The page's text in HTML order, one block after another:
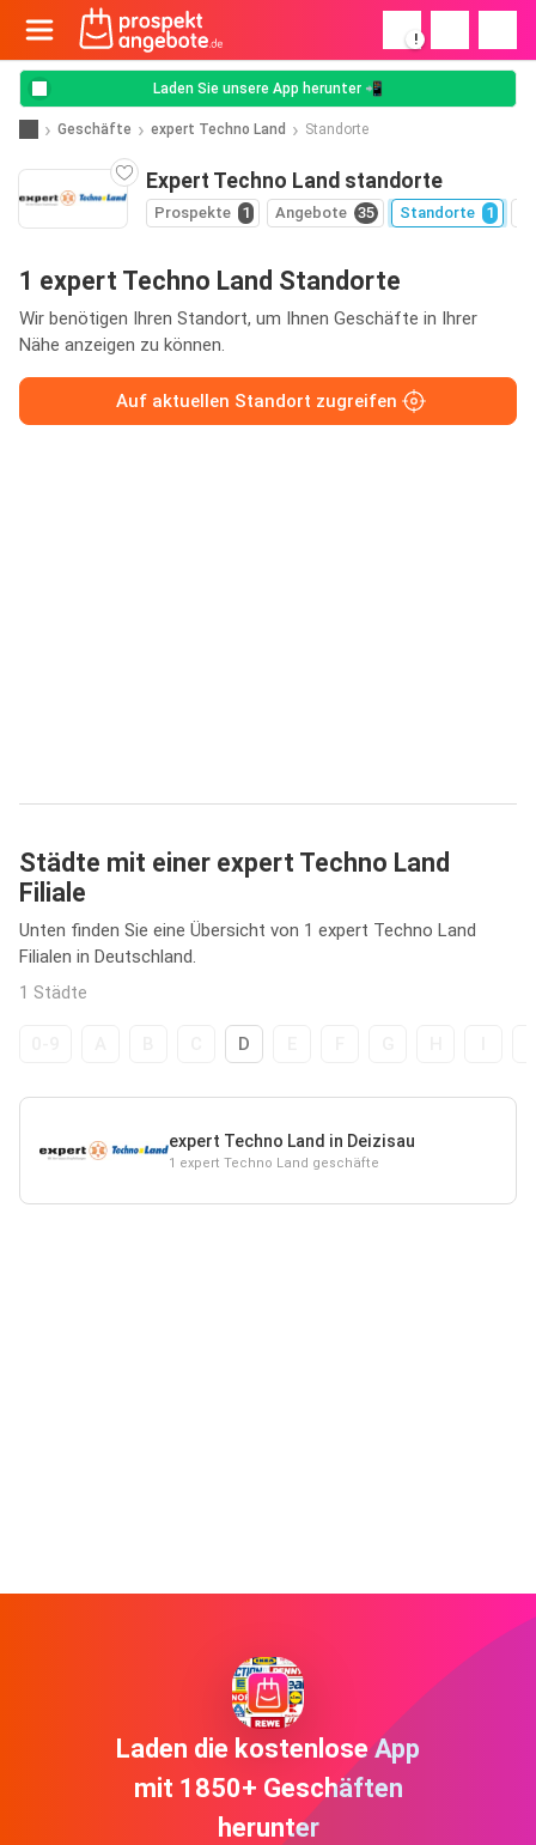
!
Laden Sie unsere App herunter 📲
Geschäfte expert Techno Land Standorte
Expert Techno Land standorte
Prospekte 1 Angebote 35 Standorte 1
1 expert Techno Land Standorte
Wir benötigen Ihren Standort, um Ihnen Geschäfte in Ihrer
Nähe anzeigen zu können.
Auf aktuellen Standort zugreifen
Städte mit einer expert Techno Land
Filiale
Unten finden Sie eine Übersicht von 1 expert Techno Land
Filialen in Deutschland.
1 Städte
D
expert Techno Land in Deizisau
1 expert Techno Land geschäfte
Laden die kostenlose App
mit 1850+ Geschäften
herunter